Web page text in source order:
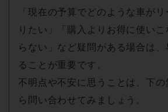
「現在の予算でどのような車が
りたい」「購入よりお得に使い
らない」など疑問がある場合は
ることが重要です。
不明点や不安に思うことは、下
ら問い合わせてみましょう。